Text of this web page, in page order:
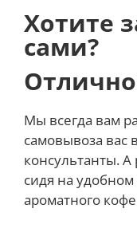
Четкие детали
Снимайте яркие,
даже в темноте с
портреты мечты.
3 раза.
имеют значения.
Ближе с каждым
Просто
к 2x или даже 3x
Хотите
сами?
Мы всегда вам
самовывоза вас
консультанты.
сидя на
ароматного